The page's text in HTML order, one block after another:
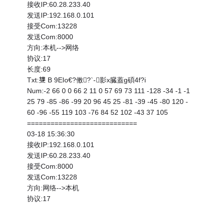
接收IP:60.28.233.40
发送IP:192.168.0.101
接受Com:13228
发送Com:8000
方向:本机-->网络
协议:17
长度:69
Txt:﨎 B 9EIo€?僌?`-影x臓蓋g碩4f?i
Num:-2 66 0 0 66 2 11 0 57 69 73 111 -128 -34 -1 -1
25 79 -85 -86 -99 20 96 45 25 -81 -39 -45 -80 120 -
60 -96 -55 119 103 -76 84 52 102 -43 37 105
============================
03-18 15:36:30
接收IP:192.168.0.101
发送IP:60.28.233.40
接受Com:8000
发送Com:13228
方向:网络-->本机
协议:17